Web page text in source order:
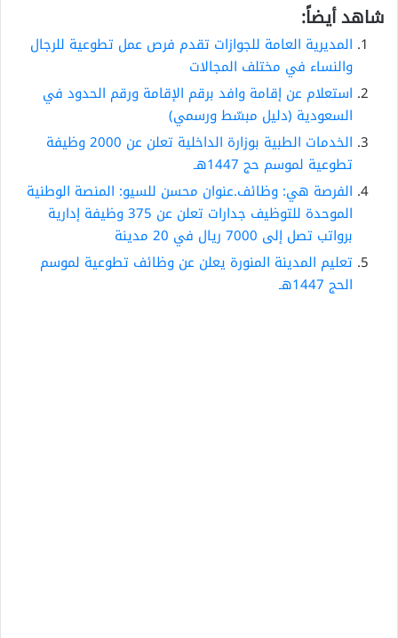
شاهد أيضاً:
المديرية العامة للجوازات تقدم فرص عمل تطوعية للرجال
والنساء في مختلف المجالات
استعلام عن إقامة وافد برقم الإقامة ورقم الحدود في
السعودية (دليل مبسّط ورسمي)
الخدمات الطبية بوزارة الداخلية تعلن عن 2000 وظيفة
تطوعية لموسم حج 1447هـ
الفرصة هي: وظائف.عنوان محسن للسيو: المنصة الوطنية
الموحدة للتوظيف جدارات تعلن عن 375 وظيفة إدارية
برواتب تصل إلى 7000 ريال في 20 مدينة
تعليم المدينة المنورة يعلن عن وظائف تطوعية لموسم
الحج 1447هـ